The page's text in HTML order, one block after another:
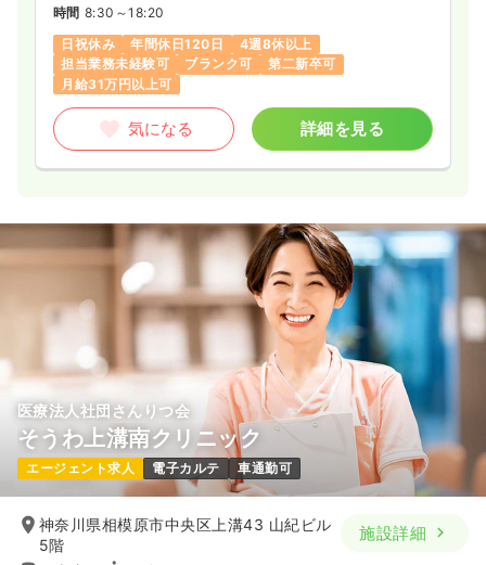
給与 36.4万円〜/月 賞与2.6ヶ月
※経験5年の例
時間 8:30～17:15（休憩45分）
4週8休以上
月給37万円以上可
時間 8:30～18:20
日祝休み
年間休日120日
4週8休以上
担当業務未経験可
ブランク可
第二新卒可
月給31万円以上可
気になる 詳細を見る
医療法人社団さんりつ会
そうわ上溝南クリニック
エージェント求人 電子カルテ 車通勤可
神奈川県相模原市中央区上溝43 山紀ビル
5階
施設詳細